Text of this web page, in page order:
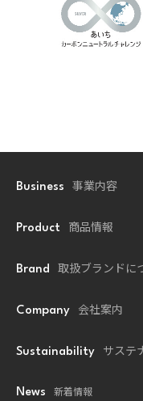
Business 事業内容
Product 商品情報
Brand 取扱ブランドに
Company 会社案内
Sustainability サステ
News 新着情報